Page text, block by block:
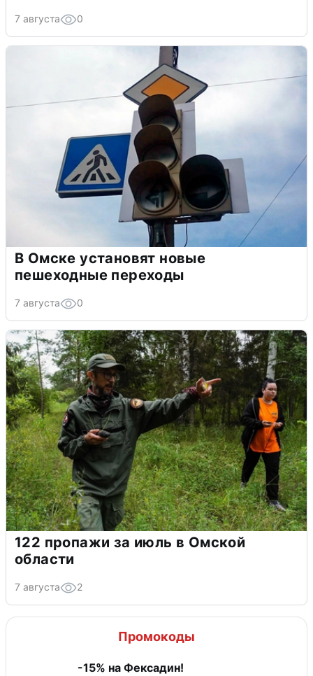
7 августа 0
В Омске установят новые
пешеходные переходы
7 августа 0
122 пропажи за июль в Омской
области
7 августа 2
Промокоды
-15% на Фексадин!